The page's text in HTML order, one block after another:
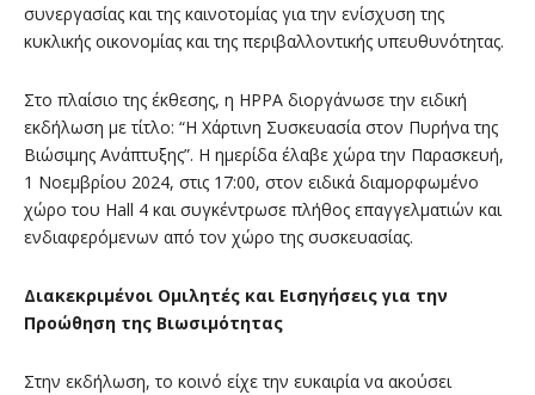
συνεργασίας και της καινοτομίας για την ενίσχυση της
κυκλικής οικονομίας και της περιβαλλοντικής υπευθυνότητας.
Στο πλαίσιο της έκθεσης, η HPPA διοργάνωσε την ειδική
εκδήλωση με τίτλο: “Η Χάρτινη Συσκευασία στον Πυρήνα της
Βιώσιμης Ανάπτυξης”. Η ημερίδα έλαβε χώρα την Παρασκευή,
1 Νοεμβρίου 2024, στις 17:00, στον ειδικά διαμορφωμένο
χώρο του Hall 4 και συγκέντρωσε πλήθος επαγγελματιών και
ενδιαφερόμενων από τον χώρο της συσκευασίας.
Διακεκριμένοι Ομιλητές και Εισηγήσεις για την
Προώθηση της Βιωσιμότητας
Στην εκδήλωση, το κοινό είχε την ευκαιρία να ακούσει